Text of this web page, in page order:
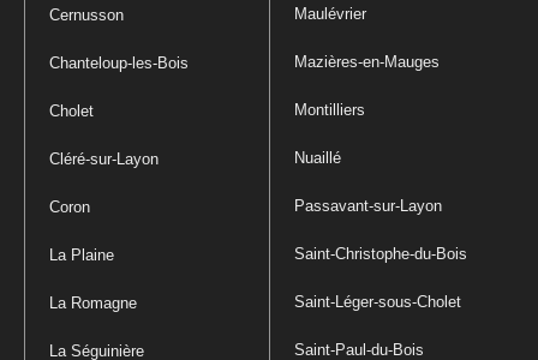
Cernusson
Chanteloup-les-Bois
Cholet
Cléré-sur-Layon
Coron
La Plaine
La Romagne
La Séguinière
Maulévrier
Mazières-en-Mauges
Montilliers
Nuaillé
Passavant-sur-Layon
Saint-Christophe-du-Bois
Saint-Léger-sous-Cholet
Saint-Paul-du-Bois